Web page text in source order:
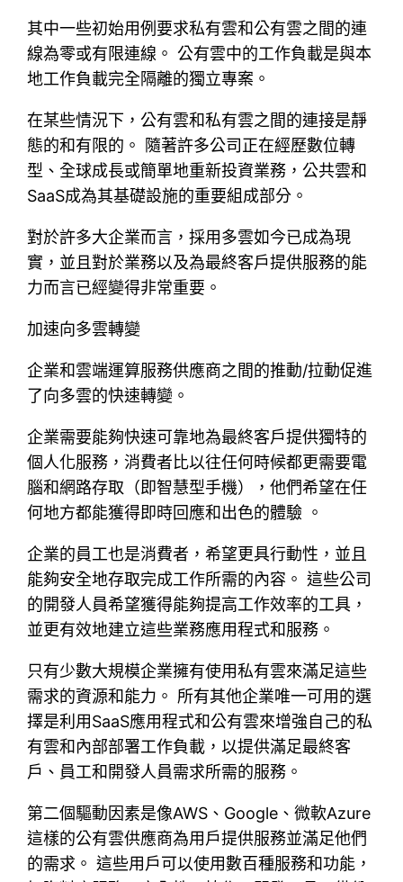
其中一些初始用例要求私有雲和公有雲之間的連
線為零或有限連線。 公有雲中的工作負載是與本
地工作負載完全隔離的獨立專案。
在某些情況下，公有雲和私有雲之間的連接是靜
態的和有限的。 隨著許多公司正在經歷數位轉
型、全球成長或簡單地重新投資業務，公共雲和
SaaS成為其基礎設施的重要組成部分。
對於許多大企業而言，採用多雲如今已成為現
實，並且對於業務以及為最終客戶提供服務的能
力而言已經變得非常重要。
加速向多雲轉變
企業和雲端運算服務供應商之間的推動/拉動促進
了向多雲的快速轉變。
企業需要能夠快速可靠地為最終客戶提供獨特的
個人化服務，消費者比以往任何時候都更需要電
腦和網路存取（即智慧型手機），他們希望在任
何地方都能獲得即時回應和出色的體驗 。
企業的員工也是消費者，希望更具行動性，並且
能夠安全地存取完成工作所需的內容。 這些公司
的開發人員希望獲得能夠提高工作效率的工具，
並更有效地建立這些業務應用程式和服務。
只有少數大規模企業擁有使用私有雲來滿足這些
需求的資源和能力。 所有其他企業唯一可用的選
擇是利用SaaS應用程式和公有雲來增強自己的私
有雲和內部部署工作負載，以提供滿足最終客
戶、員工和開發人員需求所需的服務。
第二個驅動因素是像AWS、Google、微軟Azure
這樣的公有雲供應商為用戶提供服務並滿足他們
的需求。 這些用戶可以使用數百種服務和功能，